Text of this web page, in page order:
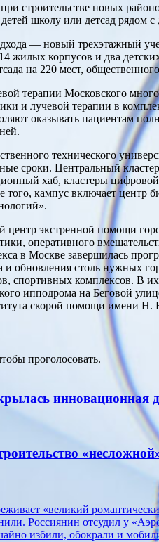
строительстве новых
школу или детсад рядом
— новый трехэтажный
жилых корпусов и два
на 220 мест,
терапии Московского
и лучевой терапии в
оказывать пациентам
технического
сроки. Центральный
хаб, кластеры
того, кампус включает
центр экстренной помощи
оперативного
в Москве завершилась
обновления столь нужных
спортивных комплексов. В
ипподрома на Беговой
скорой помощи имени Н.
проголосовать.
инновационная
«великий
Россиянин отсудил у
избили, обокрали и